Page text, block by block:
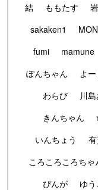
結
ももたす
sakaken1
fumi
mamune
ぽんちゃん
よー
わらび
川
きんちゃん
いんちょう
ころころころちゃ
ぴんが
ゆ